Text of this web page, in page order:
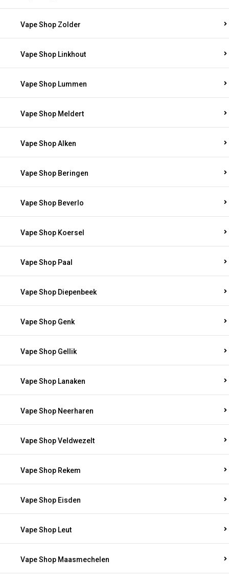
Vape Shop Zolder
Vape Shop Linkhout
Vape Shop Lummen
Vape Shop Meldert
Vape Shop Alken
Vape Shop Beringen
Vape Shop Beverlo
Vape Shop Koersel
Vape Shop Paal
Vape Shop Diepenbeek
Vape Shop Genk
Vape Shop Gellik
Vape Shop Lanaken
Vape Shop Neerharen
Vape Shop Veldwezelt
Vape Shop Rekem
Vape Shop Eisden
Vape Shop Leut
Vape Shop Maasmechelen